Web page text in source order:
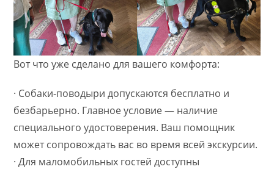
Вот что уже сделано для вашего комфорта:
· Собаки-поводыри допускаются бесплатно и
безбарьерно. Главное условие — наличие
специального удостоверения. Ваш помощник
может сопровождать вас во время всей экскурсии.
· Для маломобильных гостей доступны